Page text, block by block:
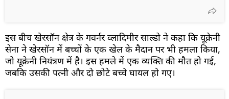
इस बीच खेरसॉन क्षेत्र के गवर्नर व्लादिमीर साल्डो ने कहा कि यूक्रेनी
सेना ने खेरसॉन में बच्चों के एक खेल के मैदान पर भी हमला किया,
जो यूक्रेनी नियंत्रण में है। इस हमले में एक व्यक्ति की मौत हो गई,
जबकि उसकी पत्नी और दो छोटे बच्चे घायल हो गए।